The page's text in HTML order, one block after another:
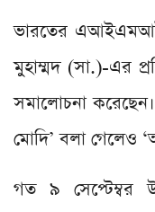
ভারতের
মুহাম্মদ (সা.)-এর
সমালোচনা
মোদি’ বলা গেলেও
গত ৯ সেপ্টেম্বর